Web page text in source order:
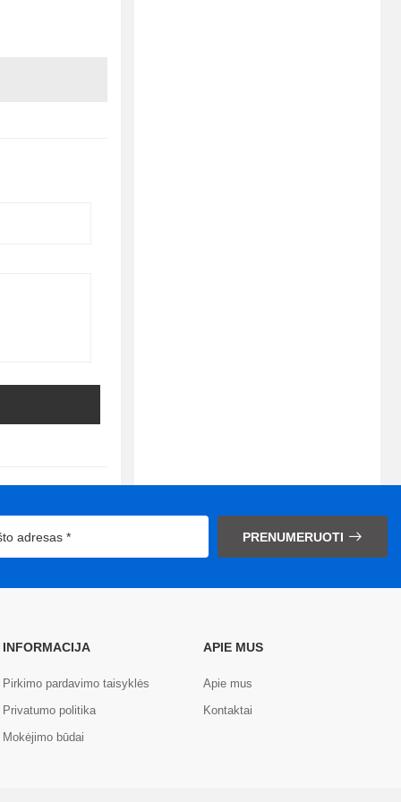
PRENUMERUOTI
INFORMACIJA
Pirkimo pardavimo taisyklės
Privatumo politika
Mokėjimo būdai
APIE MUS
Apie mus
Kontaktai